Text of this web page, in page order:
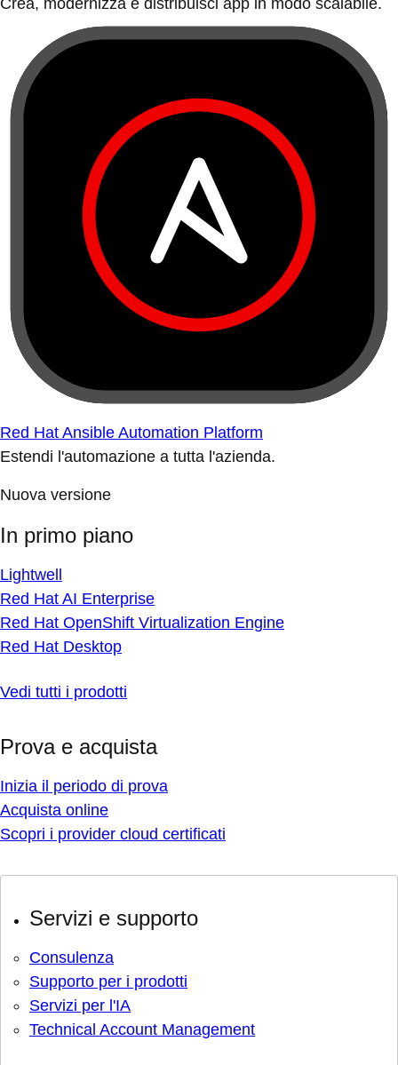
Crea, modernizza e distribuisci app in modo scalabile.
Red Hat Ansible Automation Platform
Estendi l'automazione a tutta l'azienda.
Nuova versione
In primo piano
Lightwell
Red Hat AI Enterprise
Red Hat OpenShift Virtualization Engine
Red Hat Desktop
Vedi tutti i prodotti
Prova e acquista
Inizia il periodo di prova
Acquista online
Scopri i provider cloud certificati
Servizi e supporto
Consulenza
Supporto per i prodotti
Servizi per l'IA
Technical Account Management